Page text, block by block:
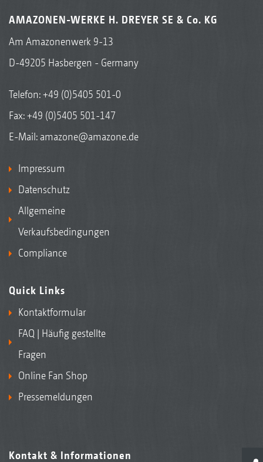
AMAZONEN-WERKE H. DREYER SE & Co. KG
Am Amazonenwerk 9-13
D-49205 Hasbergen - Germany
Telefon:+49 (0)5405 501-0
Fax: +49 (0)5405 501-147
E-Mail: amazone@amazone.de
Impressum
Datenschutz
Allgemeine
Verkaufsbedingungen
Compliance
Quick Links
Kontaktformular
FAQ | Häufig gestellte
Fragen
Online Fan Shop
Pressemeldungen
Kontakt & Informationen